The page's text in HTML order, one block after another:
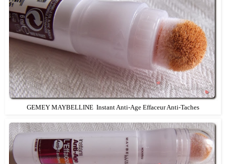
GEMEY MAYBELLINE Instant Anti-Age Effaceur Anti-Taches